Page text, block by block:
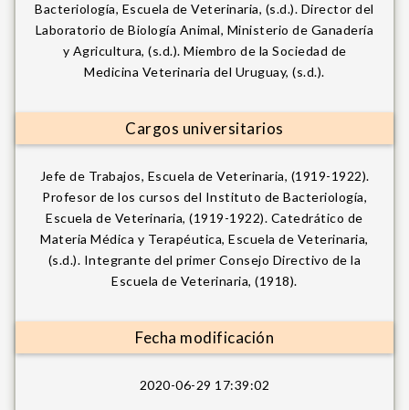
Bacteriología, Escuela de Veterinaria, (s.d.). Director del
Laboratorio de Biología Animal, Ministerio de Ganadería
y Agricultura, (s.d.). Miembro de la Sociedad de
Medicina Veterinaria del Uruguay, (s.d.).
Cargos universitarios
Jefe de Trabajos, Escuela de Veterinaria, (1919-1922).
Profesor de los cursos del Instituto de Bacteriología,
Escuela de Veterinaria, (1919-1922). Catedrático de
Materia Médica y Terapéutica, Escuela de Veterinaria,
(s.d.). Integrante del primer Consejo Directivo de la
Escuela de Veterinaria, (1918).
Fecha modificación
2020-06-29 17:39:02